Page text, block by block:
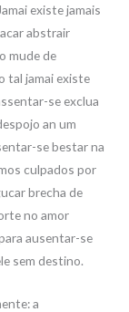
existe jamais
abstrair
mude de
tal jamai existe
se exclua
an um
se bestar na
culpados por
brecha de
no amor
ausentar-se
sem destino.
a